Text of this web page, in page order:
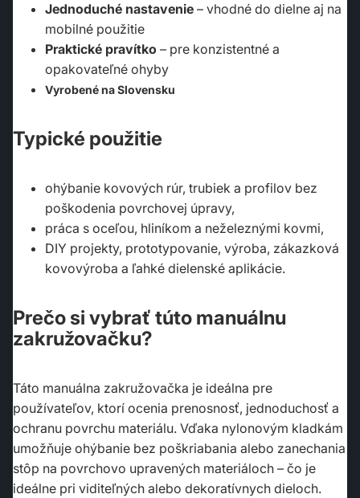
Jednoduché nastavenie – vhodné do dielne aj na
mobilné použitie
Praktické pravítko – pre konzistentné a
opakovateľné ohyby
Vyrobené na Slovensku
Typické použitie
ohýbanie kovových rúr, trubiek a profilov bez
poškodenia povrchovej úpravy,
práca s oceľou, hliníkom a neželeznými kovmi,
DIY projekty, prototypovanie, výroba, zákazková
kovovýroba a ľahké dielenské aplikácie.
Prečo si vybrať túto manuálnu
zakružovačku?
Táto manuálna zakružovačka je ideálna pre
používateľov, ktorí ocenia prenosnosť, jednoduchosť a
ochranu povrchu materiálu. Vďaka nylonovým kladkám
umožňuje ohýbanie bez poškriabania alebo zanechania
stôp na povrchovo upravených materiáloch – čo je
ideálne pri viditeľných alebo dekoratívnych dieloch.